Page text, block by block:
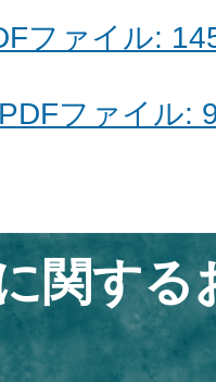
ファイル:
ファイル:
関する